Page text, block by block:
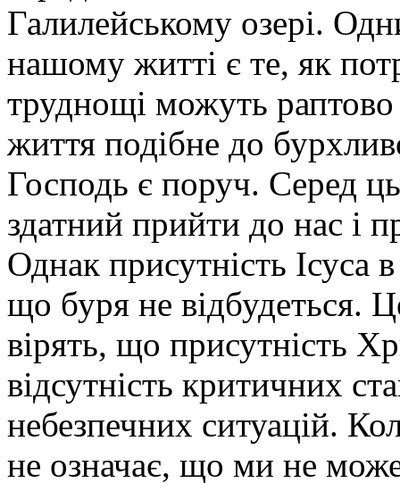
Галилейському озері.
нашому житті є те, як
труднощі можуть
життя подібне до
Господь є поруч. Серед
здатний прийти до нас і
Однак присутність Ісуса
що буря не відбудеться.
вірять, що присутність
відсутність критичних
небезпечних ситуацій.
не означає, що ми не